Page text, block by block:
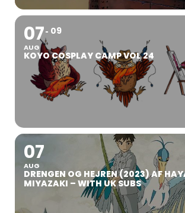
07
AUG
09
KOYO COSPLAY CAMP VOL 24
07
AUG
DRENGEN OG HEJREN (2023) AF
MIYAZAKI – WITH UK SUBS